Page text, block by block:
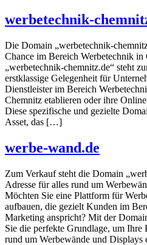
werbetechnik-
Die Domain „werbetechnik-
Chance im Bereich Werbetechnik
„werbetechnik-chemnitz.de“ steht
erstklassige Gelegenheit für
Dienstleister im Bereich
Chemnitz etablieren oder ihre
Diese spezifische und gezielte
Asset, das […]
werbe-wand.de
Zum Verkauf steht die Domain
Adresse für alles rund um
Möchten Sie eine Plattform für
aufbauen, die gezielt Kunden im
Marketing anspricht? Mit der
Sie die perfekte Grundlage, um Ihre
rund um Werbewände und